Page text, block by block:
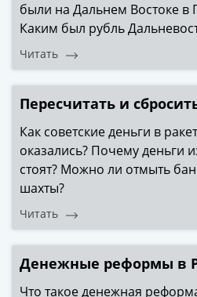
памятные
Наборы
коллекции
Монеты
Российской
империи
Александр
(1881-
1894)
Александр
были на Дальнем Востоке в
Каким был рубль
Читать
Пересчитать и
Как советские деньги в
оказались? Почему деньги
стоят? Можно ли отмыть
шахты?
Читать
Денежные реформы в
Что такое денежная